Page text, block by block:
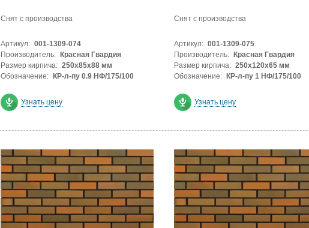
Снят с производства
Артикул: 001-1309-074
Производитель:
Красная Гвардия
Размер кирпича: 250х85х88 мм
Обозначение:
КР-л-пу 0.9 НФ/175/100
Узнать цену
Снят с производства
Артикул: 001-1309-075
Производитель:
Красная Гвардия
Размер кирпича: 250х120х65 мм
Обозначение:
КР-л-пу 1 НФ/175/100
Узнать цену